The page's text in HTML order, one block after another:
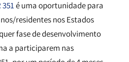
351é uma oportunidade para
residentes nos Estados
fase de desenvolvimento
a participarem nas